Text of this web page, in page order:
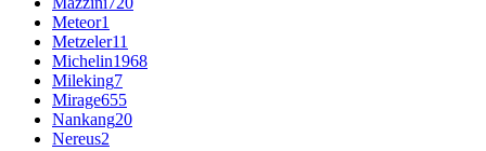
Meteor1
Metzeler11
Michelin1968
Mileking7
Mirage655
Nankang20
Nereus2